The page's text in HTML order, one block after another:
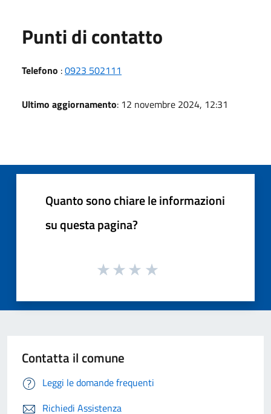
Punti di contatto
Telefono :0923 502111
Ultimo aggiornamento: 12 novembre 2024, 12:31
Quanto sono chiare le informazioni
su questa pagina?
Contatta il comune
Leggi le domande frequenti
Richiedi Assistenza